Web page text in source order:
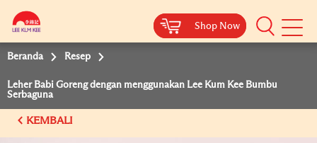
Shop Now
Shop Now
Beranda Resep
Leher Babi Goreng dengan menggunakan Lee Kum Kee Bumbu
Serbaguna
KEMBALI